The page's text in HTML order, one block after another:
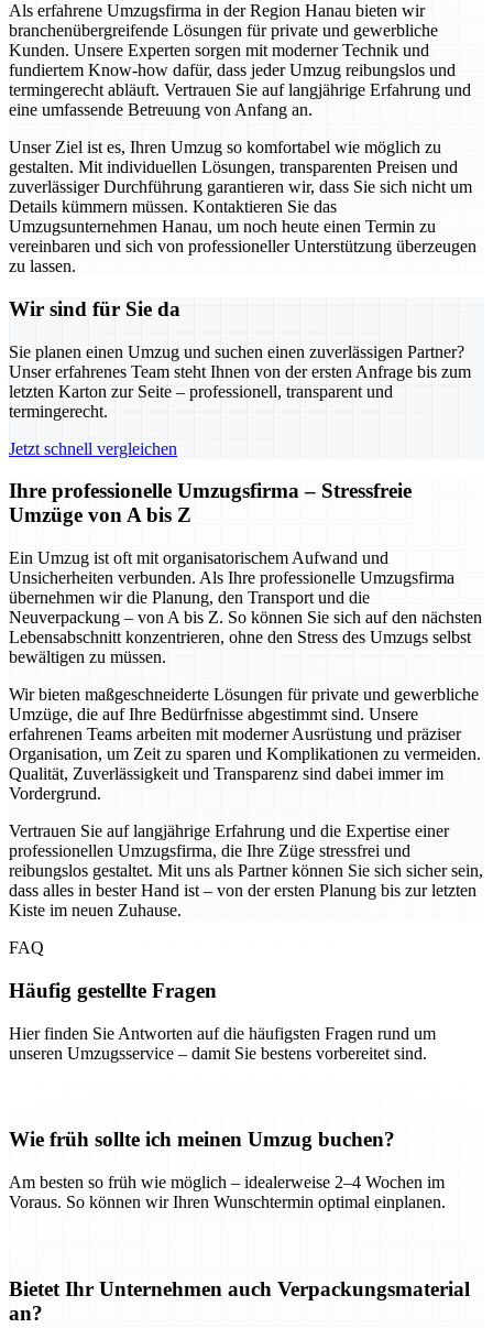
Als erfahrene Umzugsfirma in der Region Hanau bieten wir
branchenübergreifende Lösungen für private und gewerbliche
Kunden. Unsere Experten sorgen mit moderner Technik und
fundiertem Know-how dafür, dass jeder Umzug reibungslos und
termingerecht abläuft. Vertrauen Sie auf langjährige Erfahrung und
eine umfassende Betreuung von Anfang an.
Unser Ziel ist es, Ihren Umzug so komfortabel wie möglich zu
gestalten. Mit individuellen Lösungen, transparenten Preisen und
zuverlässiger Durchführung garantieren wir, dass Sie sich nicht um
Details kümmern müssen. Kontaktieren Sie das
Umzugsunternehmen Hanau, um noch heute einen Termin zu
vereinbaren und sich von professioneller Unterstützung überzeugen
zu lassen.
Wir sind für Sie da
Sie planen einen Umzug und suchen einen zuverlässigen Partner?
Unser erfahrenes Team steht Ihnen von der ersten Anfrage bis zum
letzten Karton zur Seite – professionell, transparent und
termingerecht.
Jetzt schnell vergleichen
Ihre professionelle Umzugsfirma – Stressfreie
Umzüge von A bis Z
Ein Umzug ist oft mit organisatorischem Aufwand und
Unsicherheiten verbunden. Als Ihre professionelle Umzugsfirma
übernehmen wir die Planung, den Transport und die
Neuverpackung – von A bis Z. So können Sie sich auf den nächsten
Lebensabschnitt konzentrieren, ohne den Stress des Umzugs selbst
bewältigen zu müssen.
Wir bieten maßgeschneiderte Lösungen für private und gewerbliche
Umzüge, die auf Ihre Bedürfnisse abgestimmt sind. Unsere
erfahrenen Teams arbeiten mit moderner Ausrüstung und präziser
Organisation, um Zeit zu sparen und Komplikationen zu vermeiden.
Qualität, Zuverlässigkeit und Transparenz sind dabei immer im
Vordergrund.
Vertrauen Sie auf langjährige Erfahrung und die Expertise einer
professionellen Umzugsfirma, die Ihre Züge stressfrei und
reibungslos gestaltet. Mit uns als Partner können Sie sich sicher sein,
dass alles in bester Hand ist – von der ersten Planung bis zur letzten
Kiste im neuen Zuhause.
FAQ
Häufig gestellte Fragen
Hier finden Sie Antworten auf die häufigsten Fragen rund um
unseren Umzugsservice – damit Sie bestens vorbereitet sind.
Wie früh sollte ich meinen Umzug buchen?
Am besten so früh wie möglich – idealerweise 2–4 Wochen im
Voraus. So können wir Ihren Wunschtermin optimal einplanen.
Bietet Ihr Unternehmen auch Verpackungsmaterial
an?